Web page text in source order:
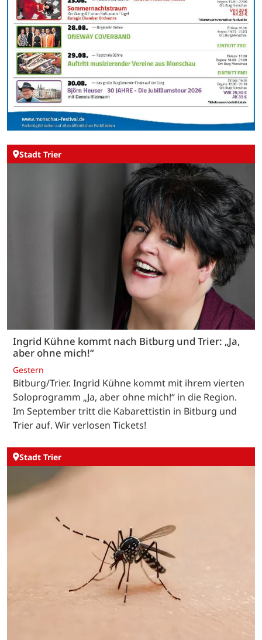
Stadt Trier
Ingrid Kühne kommt nach Bitburg und Trier: „Ja,
aber ohne mich!“
Gestern
Bitburg/Trier. Ingrid Kühne kommt mit ihrem vierten
Soloprogramm „Ja, aber ohne mich!“ in die Region.
Im September tritt die Kabarettistin in Bitburg und
Trier auf. Wir verlosen Tickets!
Stadt Trier